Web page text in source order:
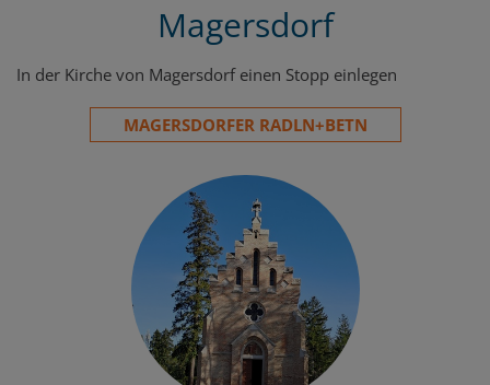
Magersdorf
In der Kirche von Magersdorf einen Stopp einlegen
MAGERSDORFER RADLN+BETN